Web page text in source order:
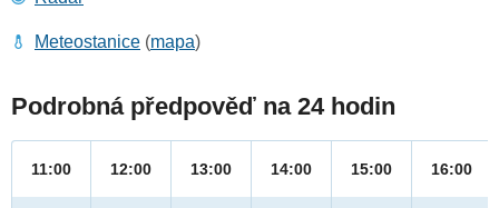
Meteostanice (mapa)
Podrobná předpověď na 24 hodin
11:00 12:00 13:00 14:00 15:00 16:00